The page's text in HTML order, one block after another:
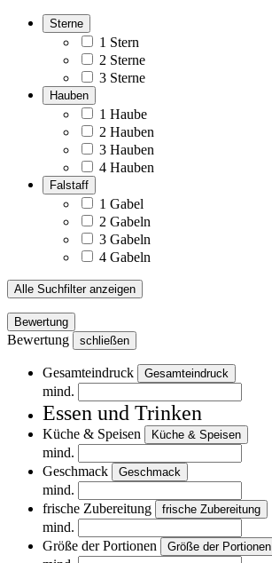
Sterne
1 Stern
2 Sterne
3 Sterne
Hauben
1 Haube
2 Hauben
3 Hauben
4 Hauben
Falstaff
1 Gabel
2 Gabeln
3 Gabeln
4 Gabeln
Alle Suchfilter anzeigen
Bewertung
Bewertung schließen
Gesamteindruck Gesamteindruck
mind.
Essen und Trinken
Küche & Speisen Küche & Speisen
mind.
Geschmack
Geschmack
mind.
frische Zubereitung
frische Zubereitung
mind.
Größe der Portionen
Größe der Portionen